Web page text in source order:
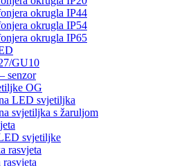
okrugla IP44
okrugla IP54
okrugla IP65
GU10
senzor
OG
LED svjetiljka
svjetiljka s žaruljom
svjetiljke
rasvjeta